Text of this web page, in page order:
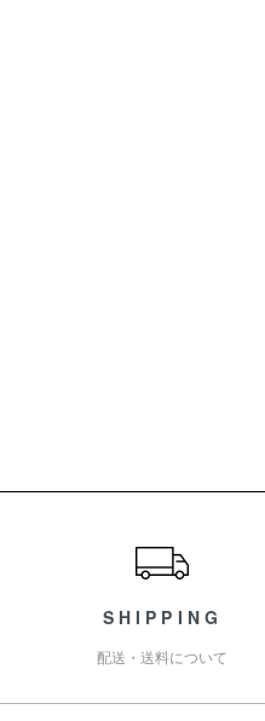
SHIPPING
配送・送料について